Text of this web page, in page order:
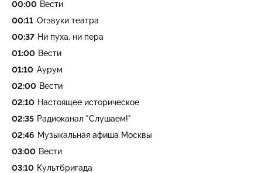
00:00 Вести
00:11 Отзвуки театра
00:37 Ни пуха, ни пера
01:00 Вести
01:10 Аурум
02:00 Вести
02:10 Настоящее историческое
02:35 Радиоканал "Слушаем!"
02:46 Музыкальная афиша Москвы
03:00 Вести
03:10 Культбригада